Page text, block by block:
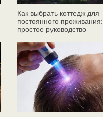
Как выбрать коттедж для
постоянного проживания:
простое руководство